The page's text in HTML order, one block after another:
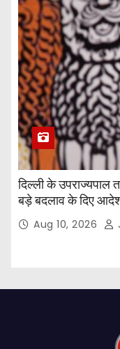
दिल्ली के उपराज्यपाल
बड़े बदलाव के दिए
Aug 10, 2026